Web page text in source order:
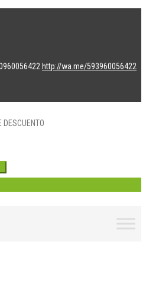
http://wa.me/593960056422
DESCUENTO